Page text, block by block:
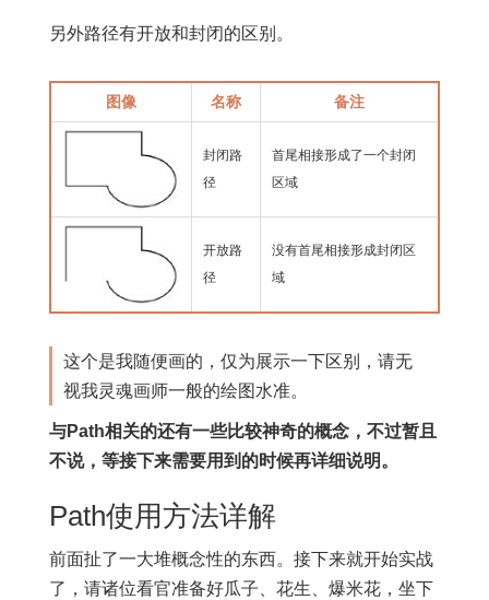
另外路径有开放和封闭的区别。
图像 名称 备注
封闭路
径
首尾相接形成了一个封闭
区域
开放路
径
没有首尾相接形成封闭区
域
这个是我随便画的，仅为展示一下区别，请无
视我灵魂画师一般的绘图水准。
与Path相关的还有一些比较神奇的概念，不过暂且
不说，等接下来需要用到的时候再详细说明。
Path使用方法详解
前面扯了一大堆概念性的东西。接下来就开始实战
了，请诸位看官准备好瓜子、花生、爆米花，坐下